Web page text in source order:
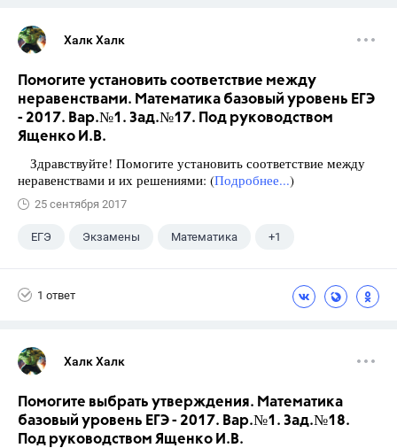
Халк Халк
Помогите установить соответствие между
неравенствами. Математика базовый уровень ЕГЭ
- 2017. Вар.№1. Зад.№17. Под руководством
Ященко И.В.
Здравствуйте! Помогите установить соответствие между
неравенствами и их решениями: (Подробнее...)
25 сентября 2017
ЕГЭ Экзамены Математика +1
1 ответ
Халк Халк
Помогите выбрать утверждения. Математика
базовый уровень ЕГЭ - 2017. Вар.№1. Зад.№18.
Под руководством Ященко И.В.